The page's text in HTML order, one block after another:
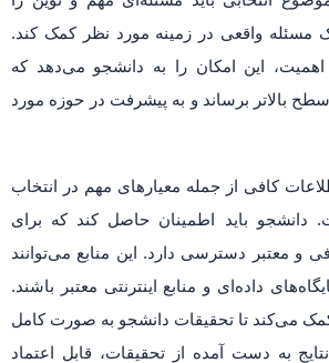
مسئله واقعی در زمینه مورد نظر کمک کند.
این امکان را به دانشجو می‌دهد که
بالاتر برساند و به پیشرفت در حوزه مورد
کافی از جمله معیارهای مهم در انتخاب
دانشجو باید اطمینان حاصل کند که برای
و معتبر دسترسی دارد. این منابع می‌توانند
داده‌ای و منابع اینترنتی معتبر باشند.
می‌کند تا تحقیقات دانشجو به صورت کامل
به دست آمده از تحقیقات، قابل اعتماد